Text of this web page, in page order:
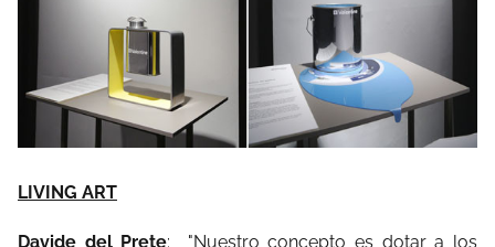
LIVING ART
Davide del Prete: "Nuestro concepto es dotar a los